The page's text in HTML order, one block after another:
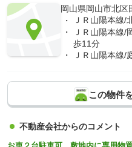
岡山県岡山市北区
ＪＲ山陽本線/
ＪＲ山陽本線
歩11分
ＪＲ山陽本線/
この物件
不動産会社からのコメント